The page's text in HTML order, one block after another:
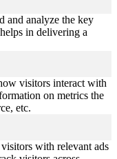
and analyze the key
in delivering a
visitors interact with
on metrics the
etc.
with relevant ads